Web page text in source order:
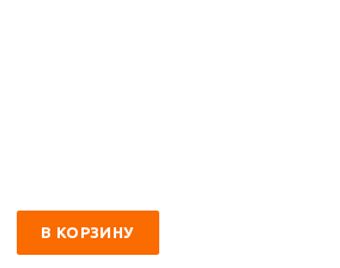
В КОРЗИНУ